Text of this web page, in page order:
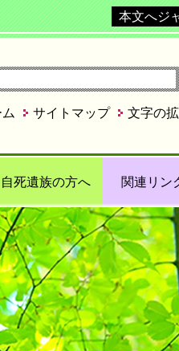
本文へジ
自死遺族の方へ 関連リン
文字の
サイトマップ